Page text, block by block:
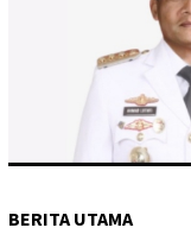
BERITA UTAMA